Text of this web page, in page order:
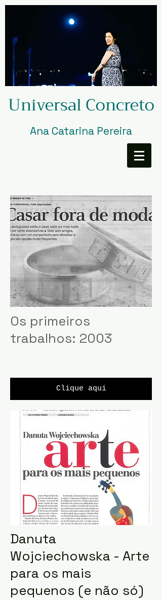
Universal Concreto
Ana Catarina Pereira
Danuta
Wojciechowska - Arte
para os mais
pequenos (e não só)
Os primeiros
trabalhos: 2003
Clique aqui